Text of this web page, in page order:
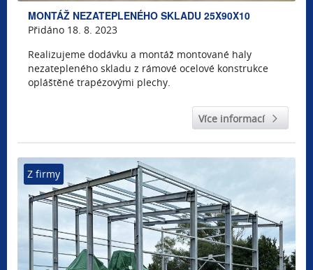
MONTÁŽ NEZATEPLENÉHO SKLADU 25X90X10
Přidáno 18. 8. 2023
Realizujeme dodávku a montáž montované haly
nezatepleného skladu z rámové ocelové konstrukce
opláštěné trapézovými plechy.
Více informací
Z firmy